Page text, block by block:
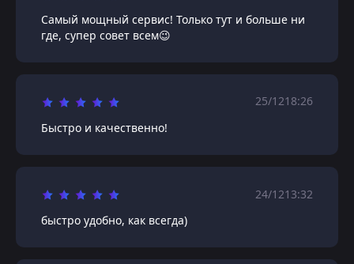
Самый мощный сервис! Только тут и больше ни
где, супер совет всем😉
25/1218:26
Быстро и качественно!
24/1213:32
быстро удобно, как всегда)